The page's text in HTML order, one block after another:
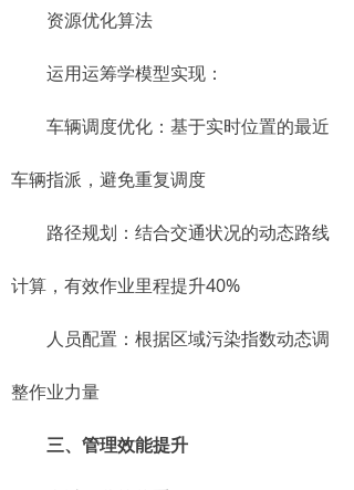
资源优化算法
运用运筹学模型实现：
车辆调度优化：基于实时位置的最近
车辆指派，避免重复调度
路径规划：结合交通状况的动态路线
计算，有效作业里程提升40%
人员配置：根据区域污染指数动态调
整作业力量
三、管理效能提升